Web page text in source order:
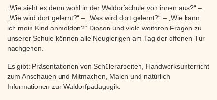
„Wie sieht es denn wohl in der Waldorfschule von innen aus?“ –
„Wie wird dort gelernt?“ – „Was wird dort gelernt?“ – „Wie kann
ich mein Kind anmelden?“ Diesen und viele weiteren Fragen zu
unserer Schule können alle Neugierigen am Tag der offenen Tür
nachgehen.
Es gibt: Präsentationen von Schülerarbeiten, Handwerksunterricht
zum Anschauen und Mitmachen, Malen und natürlich
Informationen zur Waldorfpädagogik.